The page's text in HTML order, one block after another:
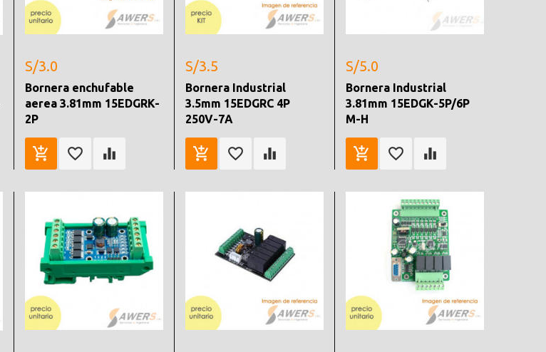
S/3.0
Bornera enchufable
aerea 3.81mm 15EDGRK-
2P
S/3.5
Bornera Industrial
3.5mm 15EDGRC 4P
250V-7A
S/5.0
Bornera Industrial
3.81mm 15EDGK-5P/6P
M-H